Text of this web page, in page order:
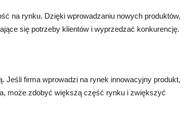
na rynku. Dzięki wprowadzaniu nowych produktów,
się potrzeby klientów i wyprzedzać konkurencję.
Jeśli firma wprowadzi na rynek innowacyjny produkt,
może zdobyć większą część rynku i zwiększyć